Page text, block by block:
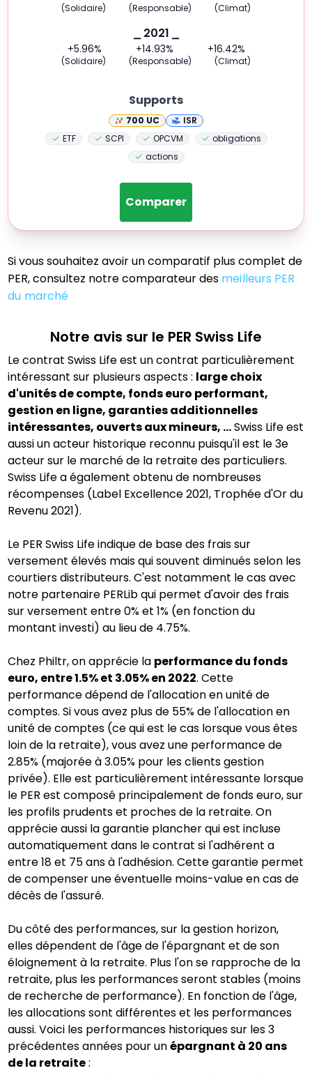
(Solidaire) (Responsable) (Climat)
⎯ 2021 ⎯
+5.96% +14.93% +16.42%
(Solidaire) (Responsable) (Climat)
Supports
700 UC
ISR
ETF
SCPI OPCVM
obligations
actions
Comparer
Si vous souhaitez avoir un comparatif plus complet de
PER, consultez notre comparateur des meilleurs PER
du marché
Notre avis sur le PER Swiss Life
Le contrat Swiss Life est un contrat particulièrement
intéressant sur plusieurs aspects : large choix
d'unités de compte, fonds euro performant,
gestion en ligne, garanties additionnelles
intéressantes, ouverts aux mineurs, ...Swiss Life est
aussi un acteur historique reconnu puisqu'il est le 3e
acteur sur le marché de la retraite des particuliers.
Swiss Life a également obtenu de nombreuses
récompenses (Label Excellence 2021, Trophée d'Or du
Revenu 2021).
Le PER Swiss Life indique de base des frais sur
versement élevés mais qui souvent diminués selon les
courtiers distributeurs. C'est notamment le cas avec
notre partenaire PERLib qui permet d'avoir des frais
sur versement entre 0% et 1% (en fonction du
montant investi) au lieu de 4.75%.
Chez Philtr, on apprécie la performance du fonds
euro, entre 1.5% et 3.05% en 2022. Cette
performance dépend de l'allocation en unité de
comptes. Si vous avez plus de 55% de l'allocation en
unité de comptes (ce qui est le cas lorsque vous êtes
loin de la retraite), vous avez une performance de
2.85% (majorée à 3.05% pour les clients gestion
privée). Elle est particulièrement intéressante lorsque
le PER est composé principalement de fonds euro, sur
les profils prudents et proches de la retraite. On
apprécie aussi la garantie plancher qui est incluse
automatiquement dans le contrat si l'adhérent a
entre 18 et 75 ans à l'adhésion. Cette garantie permet
de compenser une éventuelle moins-value en cas de
décès de l'assuré.
Du côté des performances, sur la gestion horizon,
elles dépendent de l'âge de l'épargnant et de son
éloignement à la retraite. Plus l'on se rapproche de la
retraite, plus les performances seront stables (moins
de recherche de performance). En fonction de l'âge,
les allocations sont différentes et les performances
aussi. Voici les performances historiques sur les 3
précédentes années pour unépargnant à 20 ans
de la retraite: